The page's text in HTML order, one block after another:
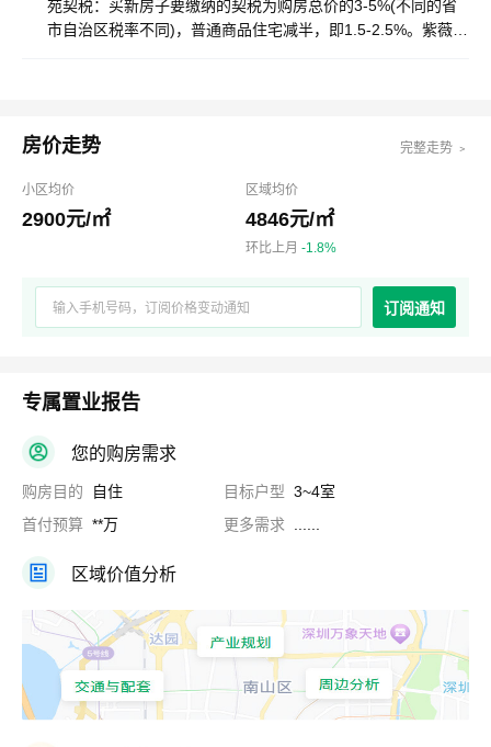
苑契税：买新房子要缴纳的契税为购房总价的3-5%(不同的省
市自治区税率不同)，普通商品住宅减半，即1.5-2.5%。紫薇苑
房价走势 完整走势 ﹥
小区均价
2900元/㎡
区域均价
4846元/㎡
环比上月 -1.8%
订阅通知
专属置业报告
您的购房需求
购房目的 自住 目标户型 3~4室
首付预算 **万 更多需求
区域价值分析